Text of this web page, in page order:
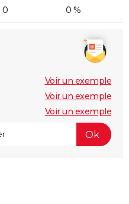
0 0 %
Voir un exemple
Voir un exemple
Voir un exemple